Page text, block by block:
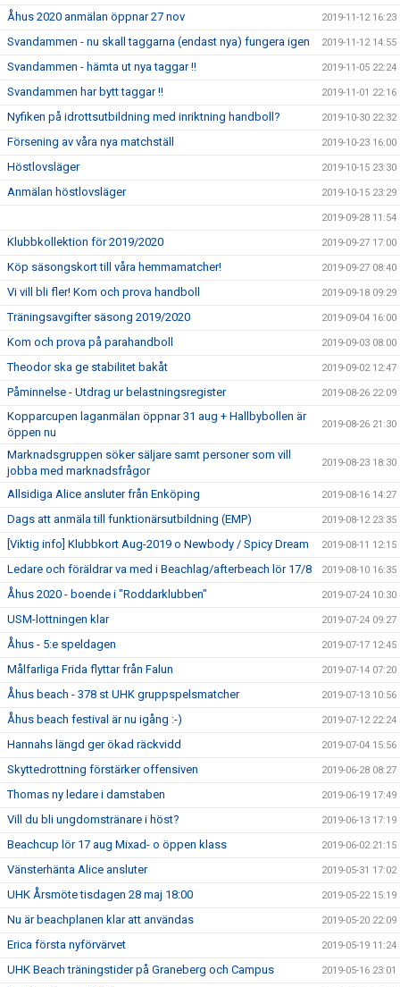
Åhus 2020 anmälan öppnar 27 nov 2019-11-12 16:23
Svandammen - nu skall taggarna (endast nya) fungera igen 2019-11-12 14:55
Svandammen - hämta ut nya taggar !! 2019-11-05 22:24
Svandammen har bytt taggar !! 2019-11-01 22:16
Nyfiken på idrottsutbildning med inriktning handboll? 2019-10-30 22:32
Försening av våra nya matchställ 2019-10-23 16:00
Höstlovsläger 2019-10-15 23:30
Anmälan höstlovsläger 2019-10-15 23:29
2019-09-28 11:54
Klubbkollektion för 2019/2020 2019-09-27 17:00
Köp säsongskort till våra hemmamatcher! 2019-09-27 08:40
Vi vill bli fler! Kom och prova handboll 2019-09-18 09:29
Träningsavgifter säsong 2019/2020 2019-09-04 16:00
Kom och prova på parahandboll 2019-09-03 08:00
Theodor ska ge stabilitet bakåt 2019-09-02 12:47
Påminnelse - Utdrag ur belastningsregister 2019-08-26 22:09
Kopparcupen laganmälan öppnar 31 aug + Hallbybollen är
öppen nu
2019-08-26 21:30
Marknadsgruppen söker säljare samt personer som vill
jobba med marknadsfrågor
2019-08-23 18:30
Allsidiga Alice ansluter från Enköping 2019-08-16 14:27
Dags att anmäla till funktionärsutbildning (EMP) 2019-08-12 23:35
[Viktig info] Klubbkort Aug-2019 o Newbody / Spicy Dream 2019-08-11 12:15
Ledare och föräldrar va med i Beachlag/afterbeach lör 17/8 2019-08-10 16:35
Åhus 2020 - boende i "Roddarklubben" 2019-07-24 10:30
USM-lottningen klar 2019-07-24 09:27
Åhus - 5:e speldagen 2019-07-17 12:45
Målfarliga Frida flyttar från Falun 2019-07-14 07:20
Åhus beach - 378 st UHK gruppspelsmatcher 2019-07-13 10:56
Åhus beach festival är nu igång :-) 2019-07-12 22:24
Hannahs längd ger ökad räckvidd 2019-07-04 15:56
Skyttedrottning förstärker offensiven 2019-06-28 08:27
Thomas ny ledare i damstaben 2019-06-19 17:49
Vill du bli ungdomstränare i höst? 2019-06-13 17:19
Beachcup lör 17 aug Mixad- o öppen klass 2019-06-02 21:15
Vänsterhänta Alice ansluter 2019-05-31 17:02
UHK Årsmöte tisdagen 28 maj 18:00 2019-05-22 15:19
Nu är beachplanen klar att användas 2019-05-20 22:09
Erica första nyförvärvet 2019-05-19 11:24
UHK Beach träningstider på Graneberg och Campus 2019-05-16 23:01